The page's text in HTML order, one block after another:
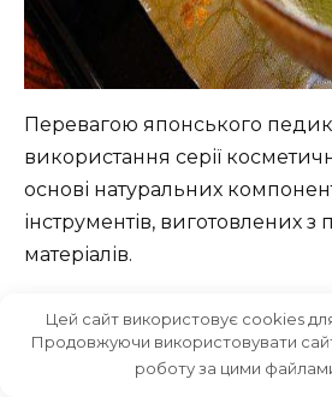
Перевагою японського
використання серії
основі натуральних
інструментів, виготовлених з
матеріалів.
Технікою японського
оволодіти самостійно, але
ніжки професіоналам. Етапи
Цей сайт використовує cookies
Продовжуючи використовувати
роботу за цими